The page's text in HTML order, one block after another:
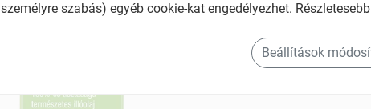
személyre szabás) egyéb cookie-kat engedélyezhet.
Beállítások